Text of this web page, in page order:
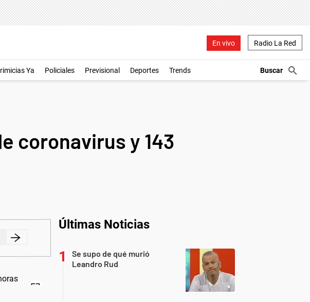
En vivo Radio La Red
Ya Policiales Previsional Deportes Trends
coronavirus y 143
Últimas Noticias
Se supo de qué murió
Leandro Rud